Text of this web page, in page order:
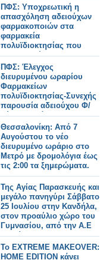
ΠΦΣ: Υποχρεωτική η
απασχόληση αδειούχων
φαρμακοποιών στα
φαρμακεία
πολυϊδιοκτησίας που
λειτουργούν με
διευρυμένο ωράριο
ΠΦΣ: Έλεγχος
διευρυμένου ωραρίου
Φαρμακείων
πολυϊδιοκτησίας-Συνεχής
παρουσία αδειούχου Φ/
ού στο ωράριο!
Θεσσαλονίκη: Από 7
Αυγούστου το νέο
διευρυμένο ωράριο στο
Μετρό με δρομολόγια έως
τις 2:00 τα ξημερώματα.
Της Αγίας Παρασκευής και
μεγάλο πανηγύρι Σάββατο
25 Ιουλίου στην Κανδήλα,
στον προαύλιο χώρο του
Γυμνασίου, από την Α.Ε
Αλυζίας.
Το EXTREME MAKEOVER:
HOME EDITION κάνει